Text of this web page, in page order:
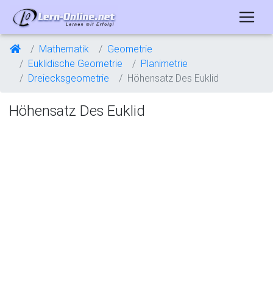
Mathematik
Geometrie
Euklidische Geometrie
Planimetrie
Dreiecksgeometrie
Höhensatz Des Euklid
Höhensatz Des Euklid